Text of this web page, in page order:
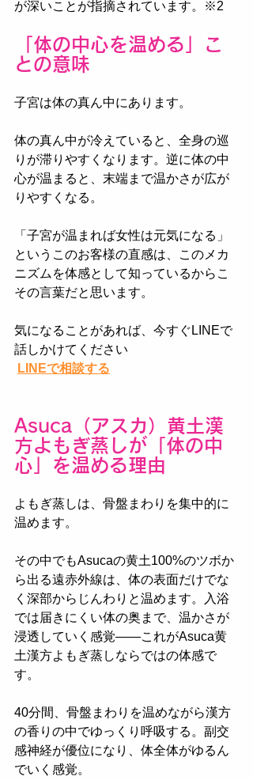
が深いことが指摘されています。※2
「体の中心を温める」こ
との意味
子宮は体の真ん中にあります。
体の真ん中が冷えていると、全身の巡
りが滞りやすくなります。逆に体の中
心が温まると、末端まで温かさが広が
りやすくなる。
「子宮が温まれば女性は元気になる」
というこのお客様の直感は、このメカ
ニズムを体感として知っているからこ
その言葉だと思います。
気になることがあれば、今すぐLINEで
話しかけてください
LINEで相談する
Asuca（アスカ）黄土漢
方よもぎ蒸しが「体の中
心」を温める理由
よもぎ蒸しは、骨盤まわりを集中的に
温めます。
その中でもAsucaの黄土100%のツボか
ら出る遠赤外線は、体の表面だけでな
く深部からじんわりと温めます。入浴
では届きにくい体の奥まで、温かさが
浸透していく感覚——これがAsuca黄
土漢方よもぎ蒸しならではの体感で
す。
40分間、骨盤まわりを温めながら漢方
の香りの中でゆっくり呼吸する。副交
感神経が優位になり、体全体がゆるん
でいく感覚。